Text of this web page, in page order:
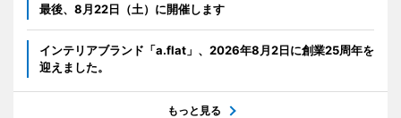
最後、8月22日（土）に開催します
インテリアブランド「a.flat」、2026年8月2日に創業25周年を
迎えました。
もっと見る